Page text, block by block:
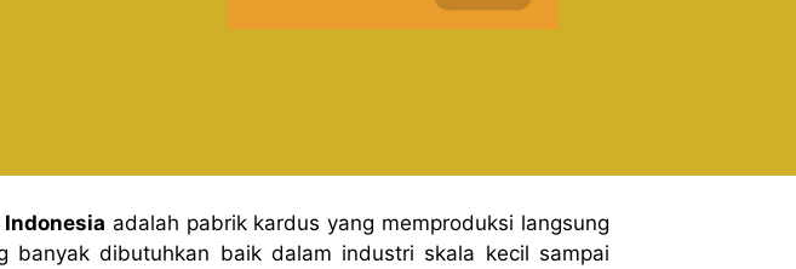
Indonesia adalah pabrik kardus yang memproduksi langsung
banyak dibutuhkan baik dalam industri skala kecil sampai